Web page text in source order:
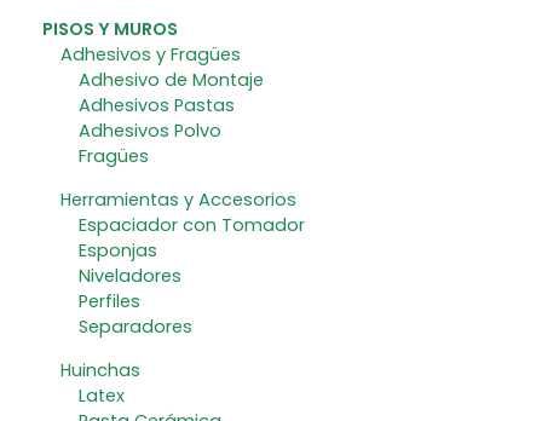
PISOS Y MUROS
Adhesivos y Fragües
Adhesivo de Montaje
Adhesivos Pastas
Adhesivos Polvo
Fragües
Herramientas y Accesorios
Espaciador con Tomador
Esponjas
Niveladores
Perfiles
Separadores
Huinchas
Latex